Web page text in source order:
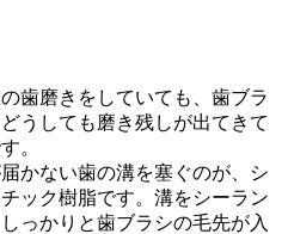
歯磨きをしていても、歯ブラ
うしても磨き残しが出てきて
。
かない歯の溝を塞ぐのが、シ
ック樹脂です。溝をシーラン
っかりと歯ブラシの毛先が入